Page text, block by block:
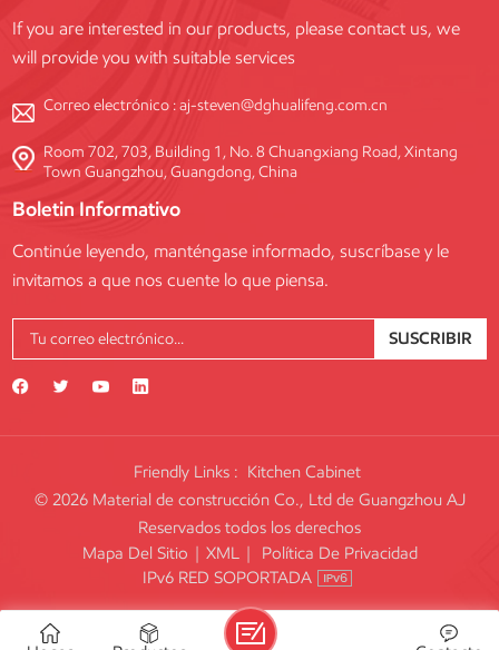
If you are interested in our products, please contact us, we
will provide you with suitable services
Correo electrónico :aj-steven@dghualifeng.com.cn
Room 702, 703, Building 1, No. 8 Chuangxiang Road, Xintang
Town Guangzhou, Guangdong, China
Boletin Informativo
Continúe leyendo, manténgase informado, suscríbase y le
invitamos a que nos cuente lo que piensa.
SUSCRIBIR
Friendly Links : Kitchen Cabinet
© 2026 Material de construcción Co., Ltd de Guangzhou AJ
Reservados todos los derechos
Mapa Del Sitio | XML |
Política De Privacidad
IPv6 RED SOPORTADA